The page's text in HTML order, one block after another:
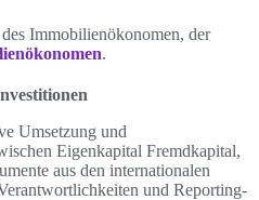
Immobilienökonomen, der
.
Umsetzung und
Eigenkapital Fremdkapital,
aus den internationalen
und Reporting-